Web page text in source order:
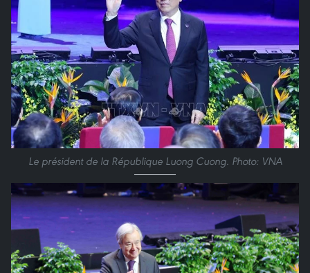
Le président de la République Luong Cuong. Photo: VNA